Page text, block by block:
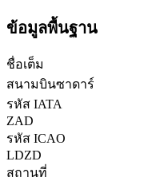
ข้อมูลพื้นฐาน
ชื่อเต็ม
สนามบินซาดาร์
รหัส IATA
ZAD
รหัส ICAO
LDZD
สถานที่